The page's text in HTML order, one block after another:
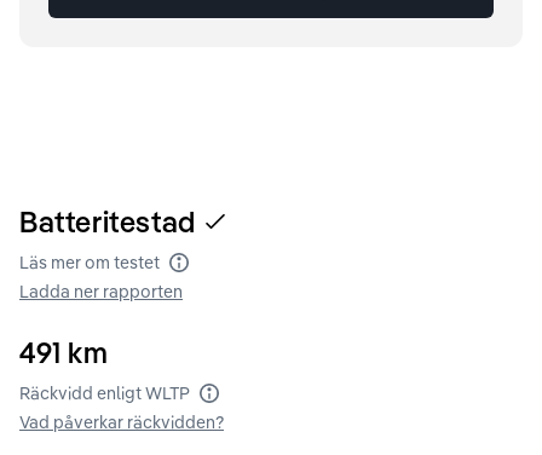
Batteritestad
Läs mer om testet Batteritest
Ladda ner rapporten
491 km
Räckvidd enligt WLTP Räckvidd enligt WLTP
Vad påverkar räckvidden?